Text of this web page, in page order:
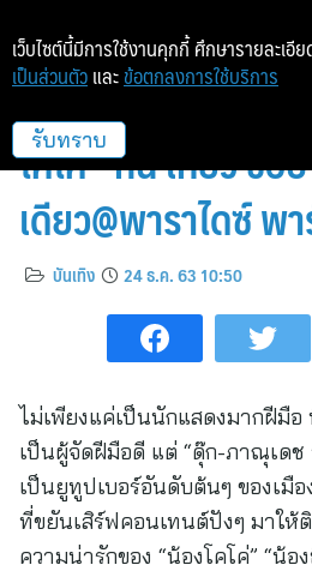
“ดุ๊ก-ภาณุเดช” ควง
โคโค่” กิน เที่ยว ช้
เดียว@พาราไดซ์ พ
บันเทิง 24 ธ.ค. 63 10:50
ไม่เพียงแค่เป็นนักแสดงมากฝีมื
เป็นผู้จัดฝีมือดี แต่ “ดุ๊ก-ภาณุเด
เป็นยูทูปเบอร์อันดับต้นๆ ของเมื
ที่ขยันเสิร์ฟคอนเทนต์ปังๆ มาให้
ความน่ารักของ “น้องโคโค่” “น้อ
เว็บไซต์นี้มีการใช้งานคุกกี้ ศึกษารายละเอีย
เป็นส่วนตัว และ ข้อตกลงการใช้บริการ
รับทราบ